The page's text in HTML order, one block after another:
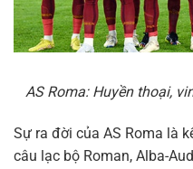
AS Roma: Huyền thoại,
Sự ra đời của AS Roma là
câu lạc bộ Roman, Alba-